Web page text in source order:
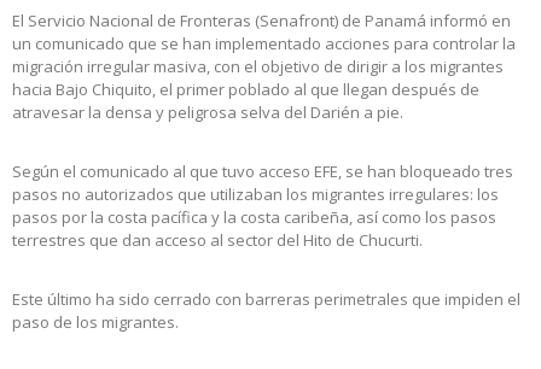
El Servicio Nacional de Fronteras (Senafront) de Panamá informó en
un comunicado que se han implementado acciones para controlar la
migración irregular masiva, con el objetivo de dirigir a los migrantes
hacia Bajo Chiquito, el primer poblado al que llegan después de
atravesar la densa y peligrosa selva del Darién a pie.
Según el comunicado al que tuvo acceso EFE, se han bloqueado tres
pasos no autorizados que utilizaban los migrantes irregulares: los
pasos por la costa pacífica y la costa caribeña, así como los pasos
terrestres que dan acceso al sector del Hito de Chucurti.
Este último ha sido cerrado con barreras perimetrales que impiden el
paso de los migrantes.